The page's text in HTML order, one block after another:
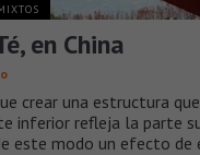
en China
crear una estructura
inferior refleja la parte
este modo un efecto de